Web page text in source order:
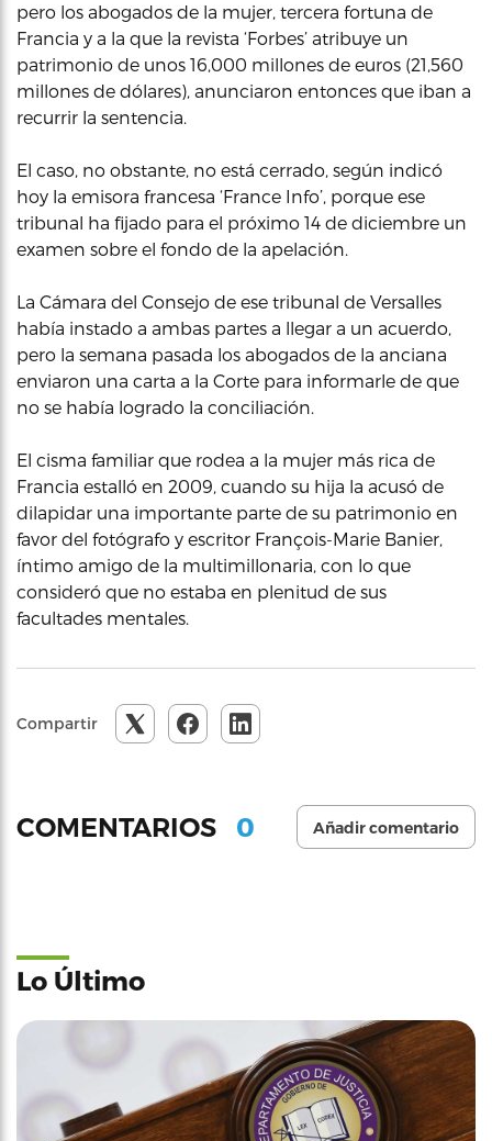
pero los abogados de la mujer, tercera fortuna de
Francia y a la que la revista ‘Forbes’ atribuye un
patrimonio de unos 16,000 millones de euros (21,560
millones de dólares), anunciaron entonces que iban a
recurrir la sentencia.
El caso, no obstante, no está cerrado, según indicó
hoy la emisora francesa ‘France Info’, porque ese
tribunal ha fijado para el próximo 14 de diciembre un
examen sobre el fondo de la apelación.
La Cámara del Consejo de ese tribunal de Versalles
había instado a ambas partes a llegar a un acuerdo,
pero la semana pasada los abogados de la anciana
enviaron una carta a la Corte para informarle de que
no se había logrado la conciliación.
El cisma familiar que rodea a la mujer más rica de
Francia estalló en 2009, cuando su hija la acusó de
dilapidar una importante parte de su patrimonio en
favor del fotógrafo y escritor François-Marie Banier,
íntimo amigo de la multimillonaria, con lo que
consideró que no estaba en plenitud de sus
facultades mentales.
Compartir
COMENTARIOS 0 Añadir comentario
Lo Último